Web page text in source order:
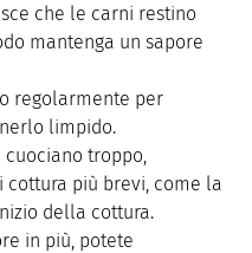
che le carni restino
mantenga un sapore
regolarmente per
limpido.
troppo,
cottura più brevi, come la
della cottura.
in più, potete